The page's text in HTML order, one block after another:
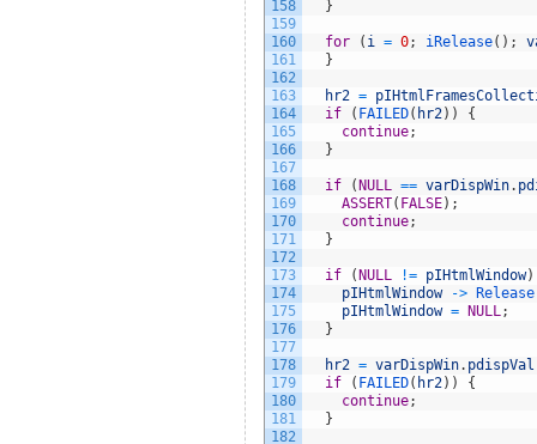
158
159
160
161
162
163
164
165
166
167
168
169
170
171
172
173
174
175
176
177
178
179
180
181
182
}
for ( i = 0; iRelease( ) ;
}
hr2 =
if
( FAILED( hr2) )
{
continue;
}
if ( NULL == varDispWin.
ASSERT( FALSE) ;
continue;
}
if ( NULL != pIHtmlWindow)
pIHtmlWindow
-> Release
pIHtmlWindow = NULL;
}
hr2 = varDispWin. pdispVal
if
( FAILED( hr2) )
{
continue;
}